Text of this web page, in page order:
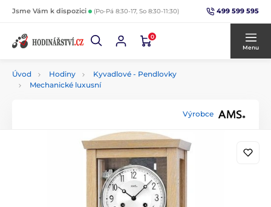
Jsme Vám k dispozici (Po-Pá 8:30-17, So 8:30-11:30) 499 599 595
0
Menu
Úvod Hodiny
Kyvadlové - Pendlovky
Mechanické luxusní
Výrobce